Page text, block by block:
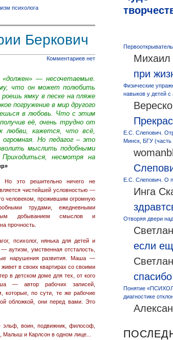
психолога
Беркович
Комментариев нет
— несочетаемые.
что он может полюбить
ямку в песке на пляже
погружение в мир другого
в любовь. Что с этим
её, очень трудно от
любви, кажется, что всё,
Но педагог – это
мыслить подобными
несмотря на
это решительно ничего не
чистейшей условностью —
человеком, прожившим огромную
трудами, ежедневными
добыванием смыслов и
прочность.
психолог, нянька для детей и
аутизм, умственная отсталость,
нарушения развития. Маша —
в своих квартирах со своими
в детском доме для тех, от кого
— автор рабочих записей,
которые, по сути, те же рабочие
обложкой, они перед вами. Это
воин, подвижник, философ,
Малыш и Карлсон в одном лице...
Михаил
при
Физические
навыков у детей с
Е.С. Слепович.
Минск, БГУ (часть
Е.С. Слепович. О
Инга
Отворяя двери
если
Понятие
диагностике